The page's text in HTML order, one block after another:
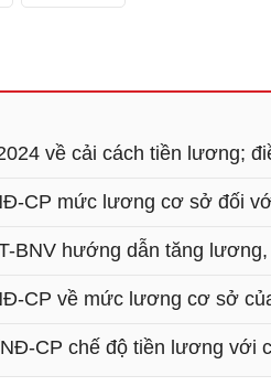
về cải cách tiền lương;
CP mức lương cơ sở đối
BNV hướng dẫn tăng
CP về mức lương cơ sở
CP chế độ tiền lương với